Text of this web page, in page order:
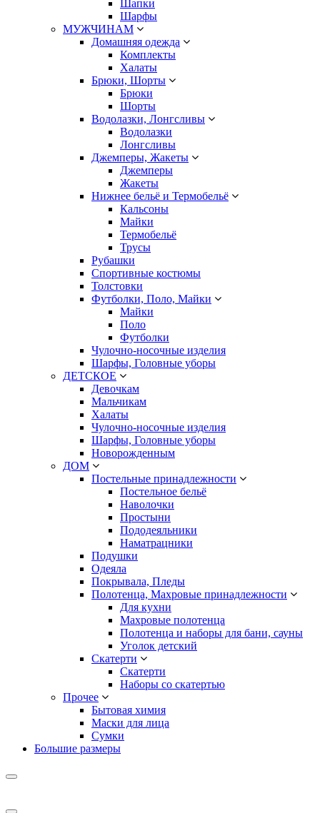
Шапки
Шарфы
МУЖЧИНАМ
Домашняя одежда
Комплекты
Халаты
Брюки, Шорты
Брюки
Шорты
Водолазки, Лонгсливы
Водолазки
Лонгсливы
Джемперы, Жакеты
Джемперы
Жакеты
Нижнее бельё и Термобельё
Кальсоны
Майки
Термобельё
Трусы
Рубашки
Спортивные костюмы
Толстовки
Футболки, Поло, Майки
Майки
Поло
Футболки
Чулочно-носочные изделия
Шарфы, Головные уборы
ДЕТСКОЕ
Девочкам
Мальчикам
Халаты
Чулочно-носочные изделия
Шарфы, Головные уборы
Новорожденным
ДОМ
Постельные принадлежности
Постельное бельё
Наволочки
Простыни
Пододеяльники
Наматрацники
Подушки
Одеяла
Покрывала, Пледы
Полотенца, Махровые принадлежности
Для кухни
Махровые полотенца
Полотенца и наборы для бани, сауны
Уголок детский
Скатерти
Скатерти
Наборы со скатертью
Прочее
Бытовая химия
Маски для лица
Сумки
Большие размеры